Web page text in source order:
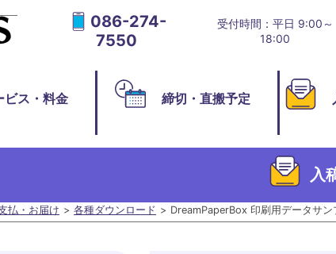
086-274-
7550
受付時間：平日 9:00～
18:00
ビス・料金 締切・直搬予定
入
払・お届け 各種ダウンロード DreamPaperBox 印刷用データサン